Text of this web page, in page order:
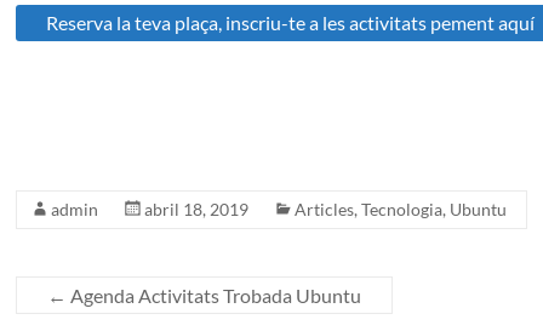
admin abril 18, 2019 Articles,Tecnologia, Ubuntu
← Agenda Activitats Trobada Ubuntu